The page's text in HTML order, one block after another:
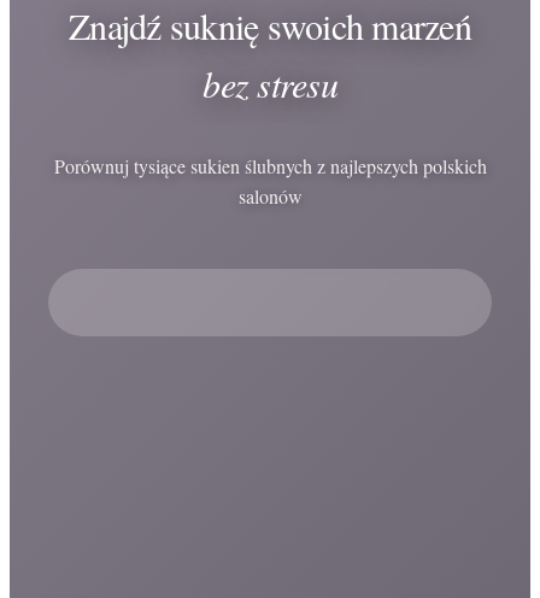
Znajdź suknię swoich marzeń
bez stresu
Porównuj tysiące sukien ślubnych z najlepszych polskich
salonów